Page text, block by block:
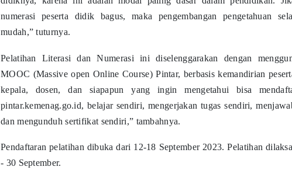
numerasi peserta didik bagus, maka pengembangan pengetahuan
mudah,” tuturnya.
Pelatihan Literasi dan Numerasi ini diselenggarakan dengan
MOOC (Massive open Online Course) Pintar, berbasis kemandirian
kepala, dosen, dan siapapun yang ingin mengetahui bisa
pintar.kemenag.go.id, belajar sendiri, mengerjakan tugas sendiri,
dan mengunduh sertifikat sendiri,” tambahnya.
Pendaftaran pelatihan dibuka dari 12-18 September 2023. Pelatihan
- 30 September.